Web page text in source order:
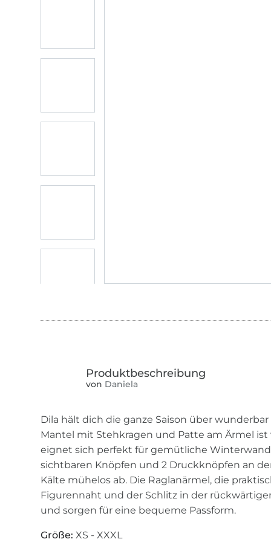
von Daniela
Dila hält dich die ganze Saison über
Mantel mit Stehkragen und Patte am Ärmel
eignet sich perfekt für gemütliche
sichtbaren Knöpfen und 2 Druckknöpfen an
Kälte mühelos ab. Die Raglanärmel, die
Figurennaht und der Schlitz in der
und sorgen für eine bequeme Passform.
Größe: XS - XXXL